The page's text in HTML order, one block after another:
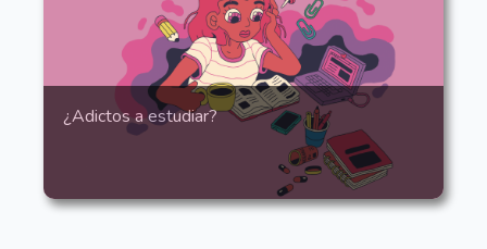
¿Adictos a estudiar?